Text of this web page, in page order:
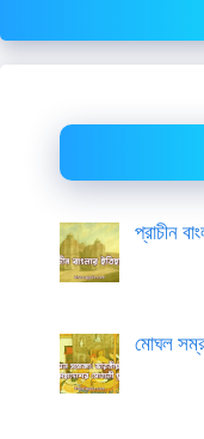
প্রাচীন
মোঘল